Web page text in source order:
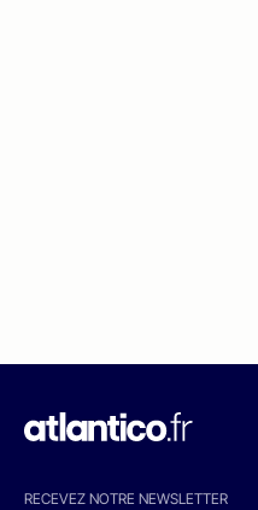
RECEVEZ NOTRE NEWSLETTER